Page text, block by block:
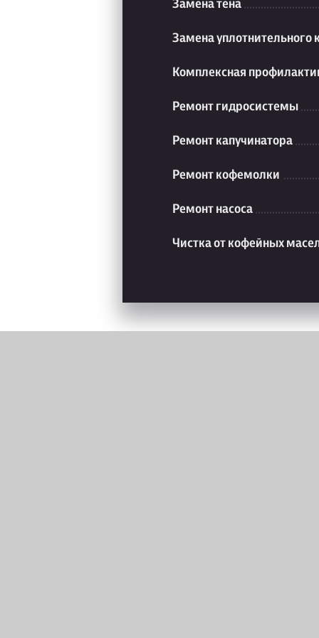
Замена тена
Замена уплотнительного
Комплексная
Ремонт гидросистемы
Ремонт капучинатора
Ремонт кофемолки
Ремонт насоса
Чистка от кофейных